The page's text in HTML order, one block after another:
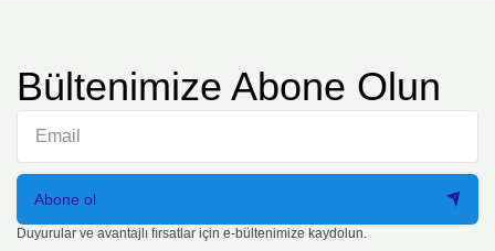
Bültenimize Abone Olun
Abone ol
Duyurular ve avantajlı fırsatlar için e-bültenimize kaydolun.